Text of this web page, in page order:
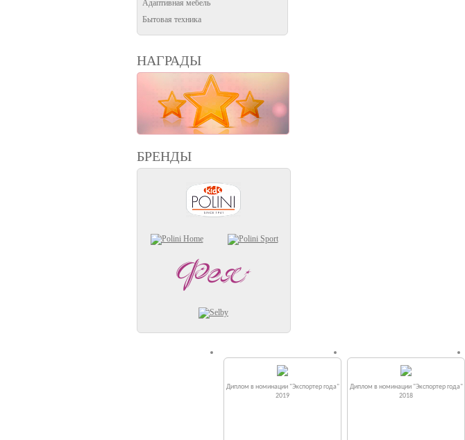
Адаптивная мебель
Бытовая техника
НАГРАДЫ
БРЕНДЫ
Диплом в номинации "Экспортер года"
2019
Диплом в номинации "Экспортер года"
2018